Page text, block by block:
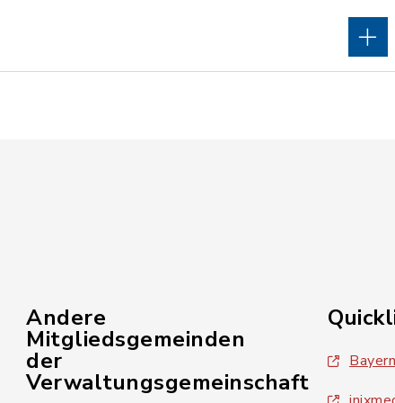
Andere
Mitgliedsgemeinden
der
Verwaltungsgemeinschaft